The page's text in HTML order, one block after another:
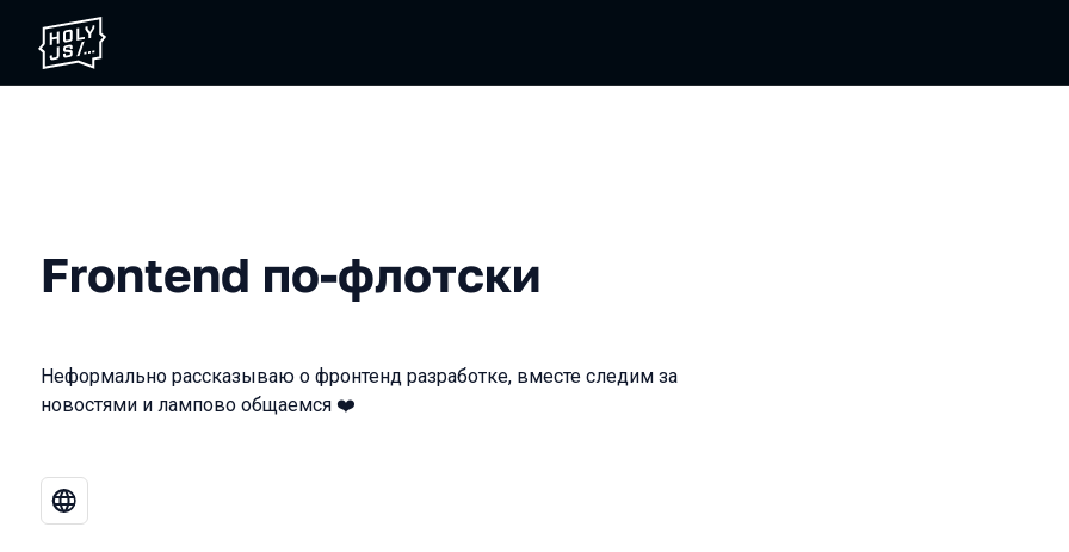
Frontend по-флотски
Неформально рассказываю о фронтенд разработке, вместе следим за
новостями и лампово общаемся ❤️